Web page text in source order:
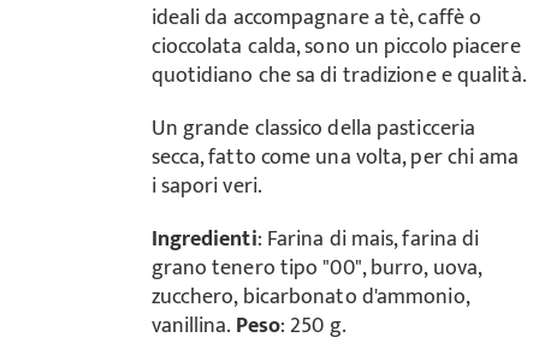
ideali da accompagnare a tè, caffè o
cioccolata calda, sono un piccolo piacere
quotidiano che sa di tradizione e qualità.
Un grande classico della pasticceria
secca, fatto come una volta, per chi ama
i sapori veri.
Ingredienti: Farina di mais, farina di
grano tenero tipo "00", burro, uova,
zucchero, bicarbonato d'ammonio,
vanillina. Peso: 250 g.